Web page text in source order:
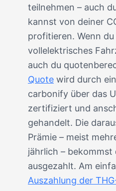
teilnehmen – auch
kannst von deiner
profitieren. Wenn du
vollelektrisches
auch du
Quote wird durch
carbonify über das
zertifiziert und
gehandelt. Die
Prämie – meist
jährlich – bekommst
ausgezahlt. Am
Auszahlung der